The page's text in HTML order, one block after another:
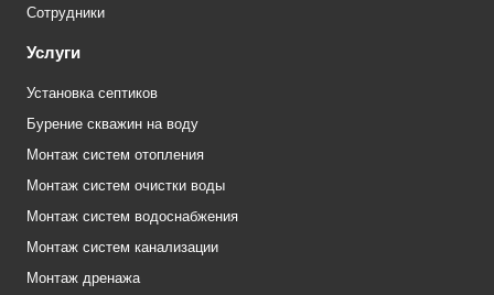
Сотрудники
Услуги
Установка септиков
Бурение скважин на воду
Монтаж систем отопления
Монтаж систем очистки воды
Монтаж систем водоснабжения
Монтаж систем канализации
Монтаж дренажа